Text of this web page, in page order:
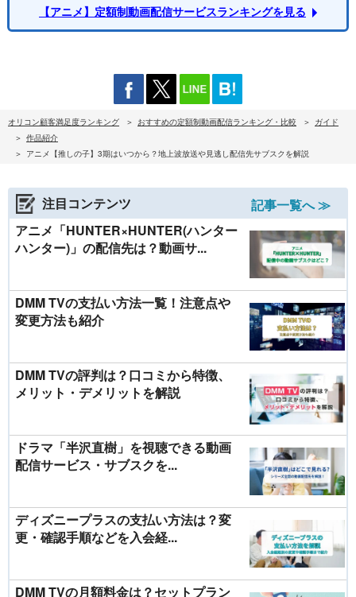
【アニメ】定額制動画配信サービスランキングを見る
オリコン顧客満足度ランキング おすすめの定額制動画配信ランキング・比較
ガイド
作品紹介
アニメ【推しの子】3期はいつから？地上波放送や見逃し配信先サブスクを解説
注目コンテンツ
記事一覧へ ≫
アニメ「HUNTER×HUNTER(ハンター
ハンター)」の配信先は？動画サ...
DMM TVの支払い方法一覧！注意点や
変更方法も紹介
DMM TVの評判は？口コミから特徴、
メリット・デメリットを解説
ドラマ「半沢直樹」を視聴できる動画
配信サービス・サブスクを...
ディズニープラスの支払い方法は？変
更・確認手順などを入会経...
DMM TVの月額料金は？セットプラン